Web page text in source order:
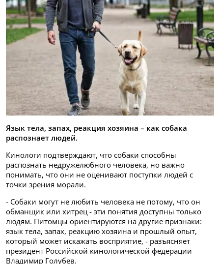
Язык тела, запах, реакция хозяина – как собака
распознает людей.
Кинологи подтверждают, что собаки способны
распознать недружелюбного человека, но важно
понимать, что они не оценивают поступки людей с
точки зрения морали.
- Собаки могут не любить человека не потому, что он
обманщик или хитрец - эти понятия доступны только
людям. Питомцы ориентируются на другие признаки:
язык тела, запах, реакцию хозяина и прошлый опыт,
который может искажать восприятие, - разъясняет
президент Российской кинологической федерации
Владимир Голубев.